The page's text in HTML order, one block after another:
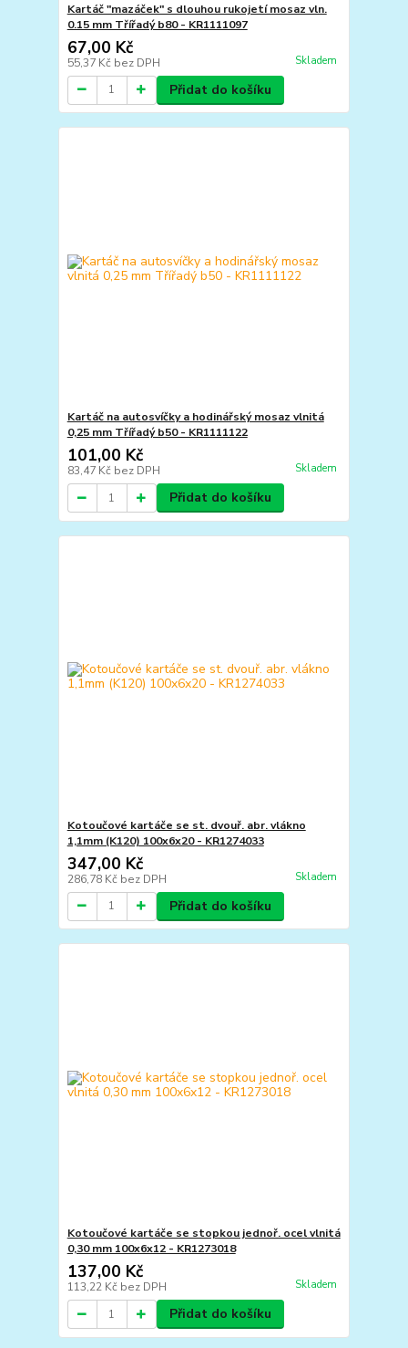
Kartáč "mazáček" s dlouhou rukojetí mosaz vln.
0.15 mm Třířadý b80 - KR1111097
67,00 Kč
55,37 Kč bez DPH Skladem
Přidat do košíku
Kartáč na autosvíčky a hodinářský mosaz vlnitá
0,25 mm Třířadý b50 - KR1111122
101,00 Kč
83,47 Kč bez DPH Skladem
Přidat do košíku
Kotoučové kartáče se st. dvouř. abr. vlákno
1,1mm (K120) 100x6x20 - KR1274033
347,00 Kč
286,78 Kč bez DPH Skladem
Přidat do košíku
Kotoučové kartáče se stopkou jednoř. ocel vlnitá
0,30 mm 100x6x12 - KR1273018
137,00 Kč
113,22 Kč bez DPH Skladem
Přidat do košíku